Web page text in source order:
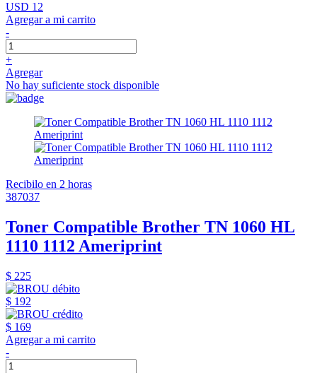
USD 12
Agregar a mi carrito
-
+
Agregar
No hay suficiente stock disponible
Recibilo en 2 horas
387037
Toner Compatible Brother TN 1060 HL
1110 1112 Ameriprint
$ 225
$ 192
$ 169
Agregar a mi carrito
-